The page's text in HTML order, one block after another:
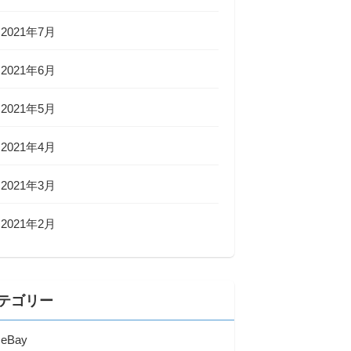
2021年7月
2021年6月
2021年5月
2021年4月
2021年3月
2021年2月
ゴリー
eBay